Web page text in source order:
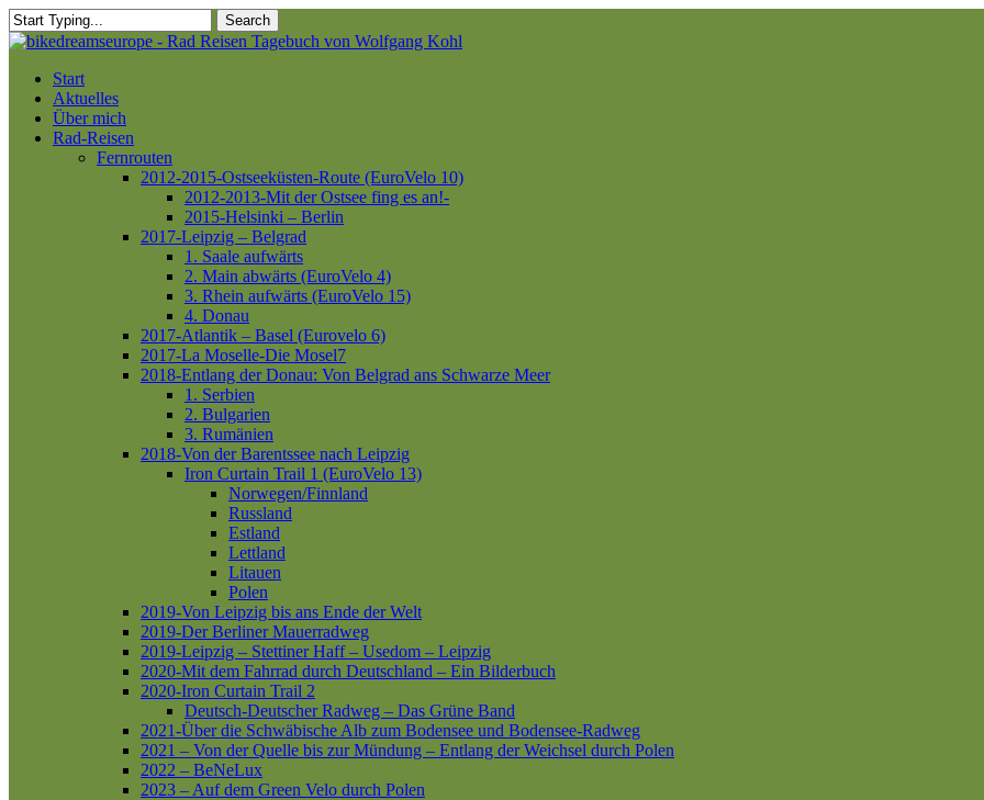
Skip
to
content
Search
Close
Menu
Start
Aktuelles
Über mich
Rad-Reisen
Fernrouten
2012-2015-Ostseeküsten-Route (EuroVelo 10)
2012-2013-Mit der Ostsee fing es an!-
2015-Helsinki – Berlin
2017-Leipzig – Belgrad
1. Saale aufwärts
2. Main abwärts (EuroVelo 4)
3. Rhein aufwärts (EuroVelo 15)
4. Donau
2017-Atlantik – Basel (Eurovelo 6)
2017-La Moselle-Die Mosel7
2018-Entlang der Donau: Von Belgrad ans Schwarze Meer
1. Serbien
2. Bulgarien
3. Rumänien
2018-Von der Barentssee nach Leipzig
Iron Curtain Trail 1 (EuroVelo 13)
Norwegen/Finnland
Russland
Estland
Lettland
Litauen
Polen
2019-Von Leipzig bis ans Ende der Welt
2019-Der Berliner Mauerradweg
2019-Leipzig – Stettiner Haff – Usedom – Leipzig
2020-Mit dem Fahrrad durch Deutschland – Ein Bilderbuch
2020-Iron Curtain Trail 2
Deutsch-Deutscher Radweg – Das Grüne Band
2021-Über die Schwäbische Alb zum Bodensee und Bodensee-Radweg
2021 – Von der Quelle bis zur Mündung – Entlang der Weichsel durch Polen
2022 – BeNeLux
2023 – Auf dem Green Velo durch Polen